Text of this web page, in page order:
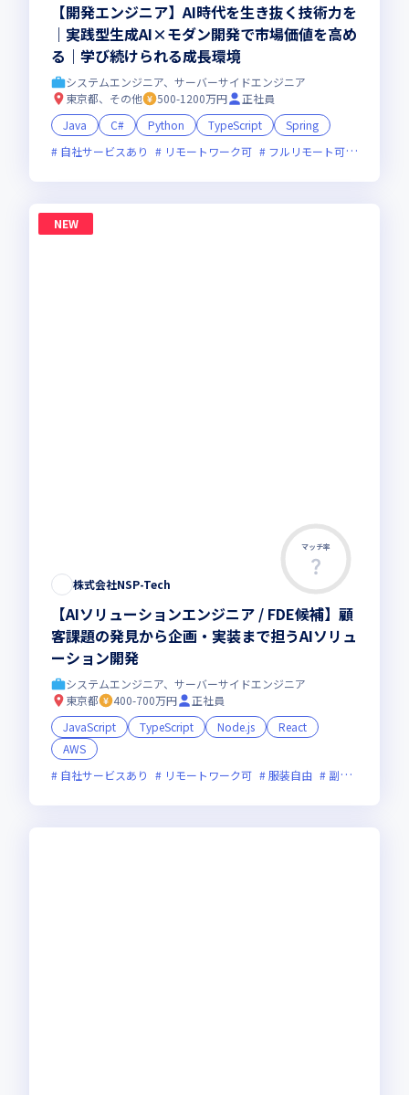
【開発エンジニア】AI時代を生き抜く技術力を
｜実践型生成AI×モダン開発で市場価値を高め
る｜学び続けられる成長環境
システムエンジニア、サーバーサイドエンジニア
東京都、その他
500-1200万円
正社員
Java
C# Python TypeScript
Spring
自社サービスあり
リモートワーク可 フルリモート可
NEW
マッチ率
株式会社NSP-Tech
【AIソリューションエンジニア / FDE候補】顧
客課題の発見から企画・実装まで担うAIソリュ
ーション開発
システムエンジニア、サーバーサイドエンジニア
東京都
400-700万円
正社員
JavaScript
TypeScript Node.js
React
AWS
自社サービスあり
リモートワーク可 服装自由 副業可